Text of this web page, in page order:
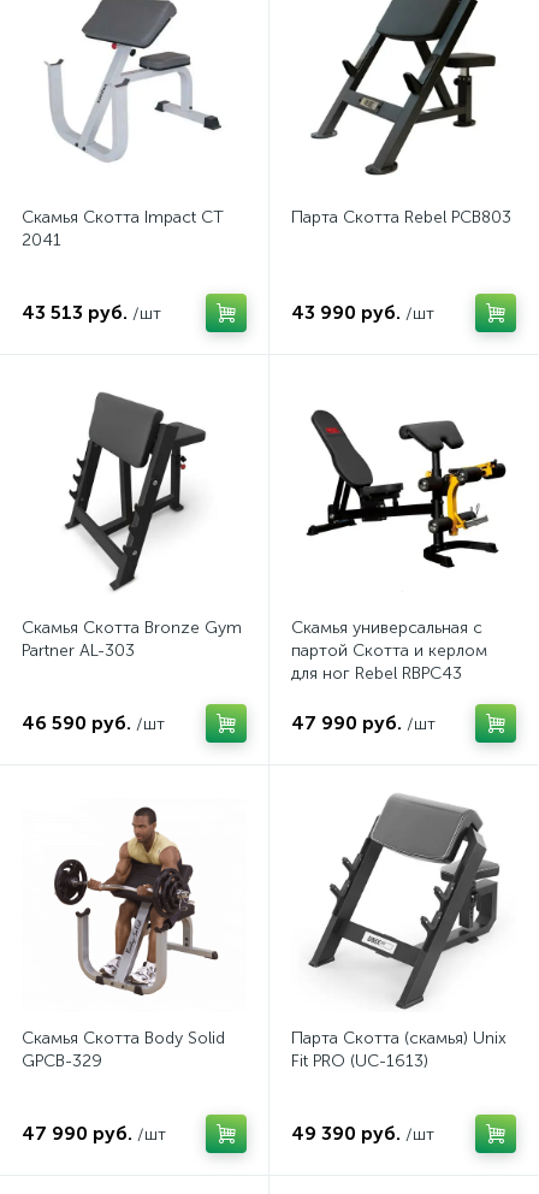
Скамья Скотта Impact CT
2041
43 513 руб. /шт
Парта Скотта Rebel PCB803
43 990 руб. /шт
Скамья Скотта Bronze Gym
Partner AL-303
46 590 руб. /шт
Скамья универсальная с
партой Скотта и керлом
для ног Rebel RBPC43
47 990 руб. /шт
Скамья Скотта Body Solid
GPCB-329
47 990 руб. /шт
Парта Скотта (скамья) Unix
Fit PRO (UC-1613)
49 390 руб. /шт